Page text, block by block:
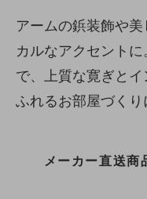
アームの鋲装飾や
カルなアクセント
で、上質な寛ぎと
ふれるお部屋づくり
メーカー直送商